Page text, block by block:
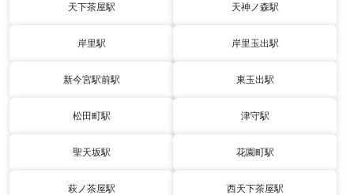
天下茶屋駅 天神ノ森駅
岸里駅 岸里玉出駅
新今宮駅前駅 東玉出駅
松田町駅 津守駅
聖天坂駅 花園町駅
萩ノ茶屋駅 西天下茶屋駅